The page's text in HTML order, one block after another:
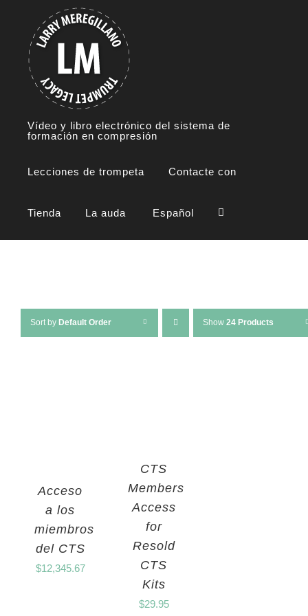
content
Vídeo y libro electrónico del sistema de
formación en compresión
Lecciones de trompeta Contacte con
Tienda La auda Español
Sort by Default Order Show 24 Products
Acceso
a los
miembros
del CTS
$12,345.67
CTS
Members
Access
for
Resold
CTS
Kits
$29.95